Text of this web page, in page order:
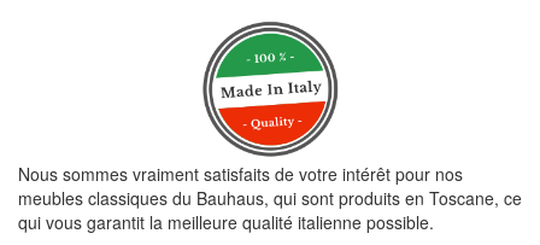
Nous sommes vraiment satisfaits de votre intérêt pour nos
meubles classiques du Bauhaus, qui sont produits en Toscane, ce
qui vous garantit la meilleure qualité italienne possible.